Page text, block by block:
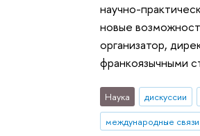
научно-
новые
организатор,
франкоязычными
Наука дискуссии
международные связи